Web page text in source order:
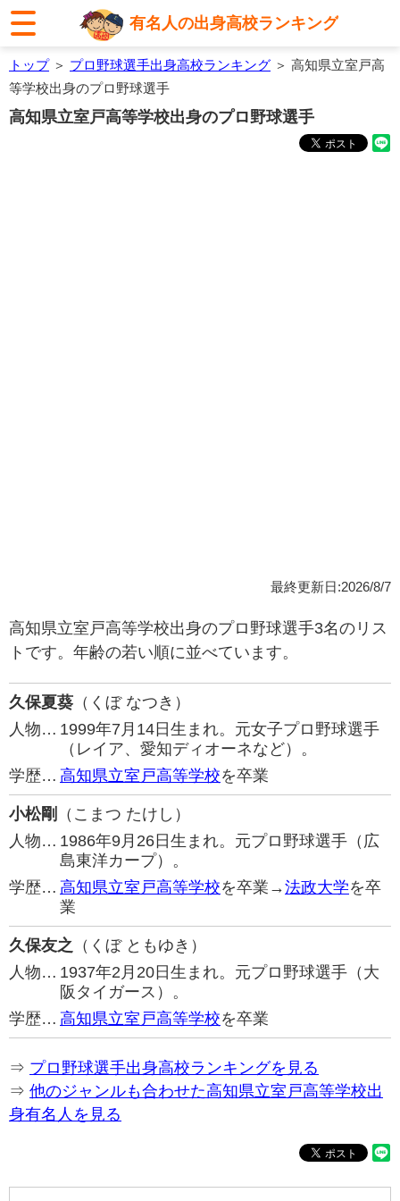
有名人の出身高校ランキング
トップ＞ プロ野球選手出身高校ランキング ＞ 高知県立室戸高
等学校出身のプロ野球選手
高知県立室戸高等学校出身のプロ野球選手
最終更新日:2026/8/7
高知県立室戸高等学校出身のプロ野球選手3名のリス
トです。年齢の若い順に並べています。
久保夏葵 （くぼ なつき）
人物… 1999年7月14日生まれ。元女子プロ野球選手
（レイア、愛知ディオーネなど）。
学歴… 高知県立室戸高等学校を卒業
小松剛
（こまつ たけし）
人物… 1986年9月26日生まれ。元プロ野球選手（広
島東洋カープ）。
学歴… 高知県立室戸高等学校を卒業→法政大学を卒
業
久保友之 （くぼ ともゆき）
人物… 1937年2月20日生まれ。元プロ野球選手（大
阪タイガース）。
学歴… 高知県立室戸高等学校を卒業
⇒ プロ野球選手出身高校ランキングを見る
⇒ 他のジャンルも合わせた高知県立室戸高等学校出
身有名人を見る